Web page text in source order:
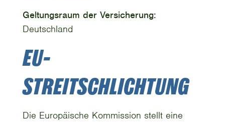
Geltungsraum der Versicherung:
Deutschland
EU-
STREITSCHLICHTUNG
Die Europäische Kommission stellt eine